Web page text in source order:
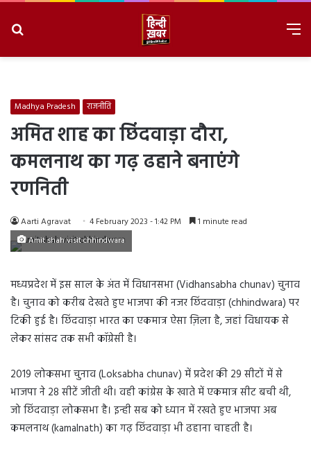
Madhya Pradesh राजनीति
अमित शाह का छिंदवाड़ा दौरा,
कमलनाथ का गढ़ ढहाने बनाएंगे
रणनिती
Aarti Agravat 4 February 2023 - 1:42 PM 1 minute read
Amit shah visit chhindwara
मध्यप्रदेश में इस साल के अंत में विधानसभा (Vidhansabha chunav) चुनाव
है। चुनाव को करीब देखते हुए भाजपा की नजर छिंदवाड़ा (chhindwara) पर
टिकी हुई है। छिंदवाड़ा भारत का एकमात्र ऐसा ज़िला है, जहां विधायक से
लेकर सांसद तक सभी कॉग्रेसी है।
2019 लोकसभा चुनाव (Loksabha chunav) में प्रदेश की 29 सीटों में से
भाजपा ने 28 सीटें जीती थी। वही कांग्रेस के खाते में एकमात्र सीट बची थी,
जो छिंदवाड़ा लोकसभा है। इन्ही सब को ध्यान में रखते हुए भाजपा अब
कमलनाथ (kamalnath) का गढ़ छिंदवाड़ा भी ढहाना चाहती है।